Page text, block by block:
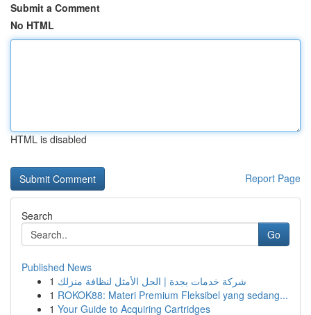
Submit a Comment
No HTML
HTML is disabled
Report Page
Search
Go
Published News
1 شركة خدمات بجدة | الحل الأمثل لنظافة منزلك
1 ROKOK88: Materi Premium Fleksibel yang sedang...
1 Your Guide to Acquiring Cartridges